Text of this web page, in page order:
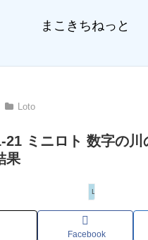
まこきちねっと
Loto
21 ミニロト 数字の川
果
Loto
Facebook